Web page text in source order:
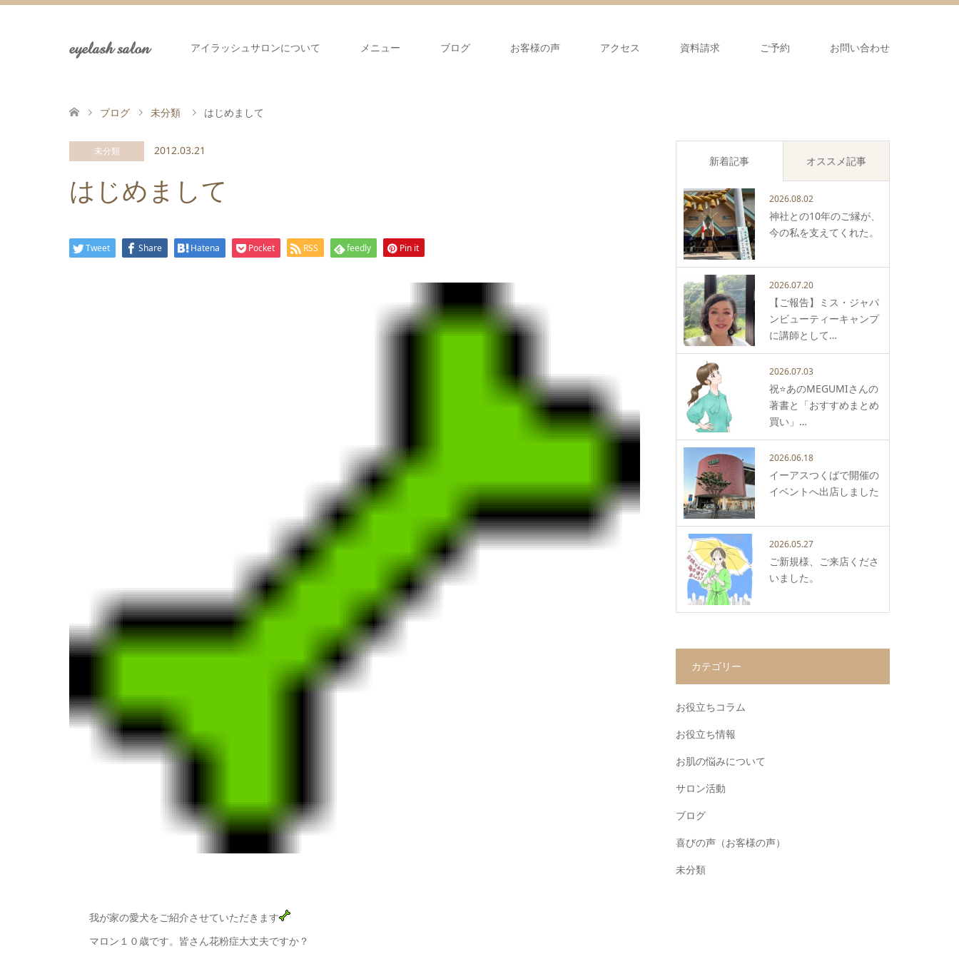
eyelash salon アイラッシュサロンについて メニュー ブログ お客様の声 アクセス 資料請求 ご予約 お問い合わせ
ブログ 未分類 はじめまして
未分類 2012.03.21
はじめまして
Tweet Share Hatena Pocket RSS feedly Pin it
我が家の愛犬をご紹介させていただきます
マロン１０歳です。皆さん花粉症大丈夫ですか？
新着記事 オススメ記事
2026.08.02
神社との10年のご縁が、
今の私を支えてくれた。
2026.07.20
【ご報告】ミス・ジャパ
ンビューティーキャンプ
に講師として…
2026.07.03
祝⭐️あのMEGUMIさんの
著書と「おすすめまとめ
買い」…
2026.06.18
イーアスつくばで開催の
イベントへ出店しました
2026.05.27
ご新規様、ご来店くださ
いました。
カテゴリー
お役立ちコラム
お役立ち情報
お肌の悩みについて
サロン活動
ブログ
喜びの声（お客様の声）
未分類